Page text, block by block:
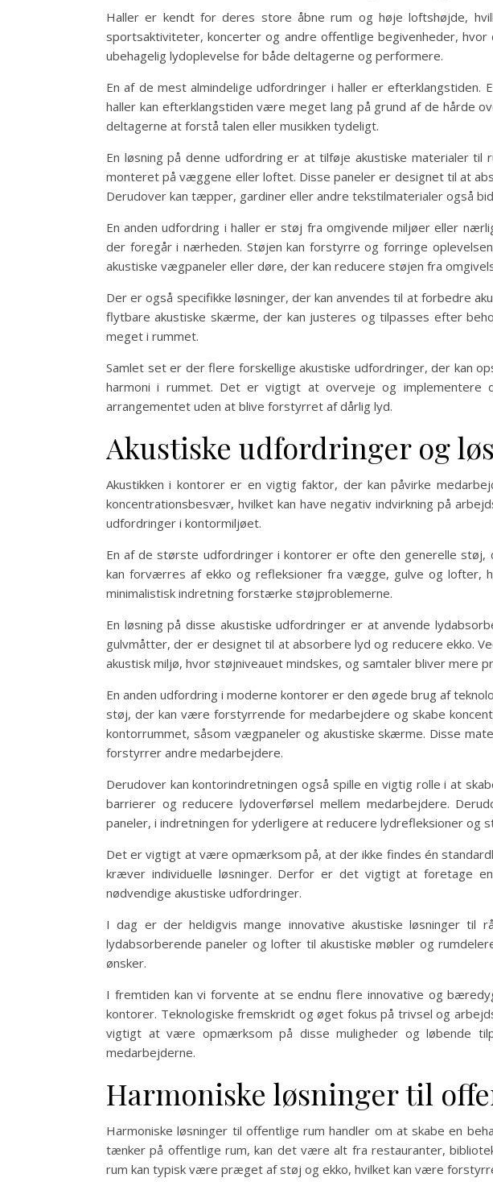
Haller er kendt for deres store åbne rum og høje loftshøjde,
sportsaktiviteter, koncerter og andre offentlige begivenheder,
ubehagelig lydoplevelse for både deltagerne og performere.
En af de mest almindelige udfordringer i haller er
haller kan efterklangstiden være meget lang på grund af de
deltagerne at forstå talen eller musikken tydeligt.
En løsning på denne udfordring er at tilføje akustiske materialer
monteret på væggene eller loftet. Disse paneler er designet til at
Derudover kan tæpper, gardiner eller andre tekstilmaterialer også
En anden udfordring i haller er støj fra omgivende miljøer eller
der foregår i nærheden. Støjen kan forstyrre og forringe
akustiske vægpaneler eller døre, der kan reducere støjen fra
Der er også specifikke løsninger, der kan anvendes til at forbedre
flytbare akustiske skærme, der kan justeres og tilpasses efter
meget i rummet.
Samlet set er der flere forskellige akustiske udfordringer, der kan
harmoni i rummet. Det er vigtigt at overveje og implementere
arrangementet uden at blive forstyrret af dårlig lyd.
Akustiske udfordringer og
Akustikken i kontorer er en vigtig faktor, der kan påvirke
koncentrationsbesvær, hvilket kan have negativ indvirkning på
udfordringer i kontormiljøet.
En af de største udfordringer i kontorer er ofte den generelle
kan forværres af ekko og refleksioner fra vægge, gulve og lofter,
minimalistisk indretning forstærke støjproblemerne.
En løsning på disse akustiske udfordringer er at anvende
gulvmåtter, der er designet til at absorbere lyd og reducere ekko.
akustisk miljø, hvor støjniveauet mindskes, og samtaler bliver mere
En anden udfordring i moderne kontorer er den øgede brug af
støj, der kan være forstyrrende for medarbejdere og skabe
kontorrummet, såsom vægpaneler og akustiske skærme. Disse
forstyrrer andre medarbejdere.
Derudover kan kontorindretningen også spille en vigtig rolle i at
barrierer og reducere lydoverførsel mellem medarbejdere.
paneler, i indretningen for yderligere at reducere lydrefleksioner og
Det er vigtigt at være opmærksom på, at der ikke findes én
kræver individuelle løsninger. Derfor er det vigtigt at foretage
nødvendige akustiske udfordringer.
I dag er der heldigvis mange innovative akustiske løsninger til
lydabsorberende paneler og lofter til akustiske møbler og
ønsker.
I fremtiden kan vi forvente at se endnu flere innovative og
kontorer. Teknologiske fremskridt og øget fokus på trivsel og
vigtigt at være opmærksom på disse muligheder og løbende
medarbejderne.
Harmoniske løsninger til
Harmoniske løsninger til offentlige rum handler om at skabe en
tænker på offentlige rum, kan det være alt fra restauranter,
rum kan typisk være præget af støj og ekko, hvilket kan være